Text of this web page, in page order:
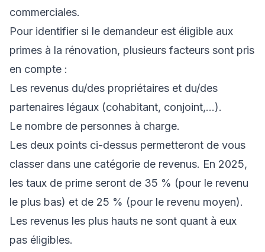
commerciales.
Pour identifier si le demandeur est éligible aux
primes à la rénovation, plusieurs facteurs sont pris
en compte :
Les revenus du/des propriétaires et du/des
partenaires légaux (cohabitant, conjoint,...).
Le nombre de personnes à charge.
Les deux points ci-dessus permetteront de vous
classer dans une catégorie de revenus. En 2025,
les taux de prime seront de 35 % (pour le revenu
le plus bas) et de 25 % (pour le revenu moyen).
Les revenus les plus hauts ne sont quant à eux
pas éligibles.